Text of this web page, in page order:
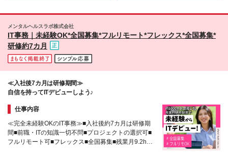
メンタルヘルスラボ株式会社
IT事務｜未経験OK*全国募集*フルリモート*フレックス*全国募集*
研修約7カ月
≪入社後7カ月は研修期間≫
自信を持ってITデビューしよう♪
仕事内容
≪完全未経験OKのIT事務≫■入社後約7カ月は研修期
間■前職・ITの知識一切不問■プロジェクトの選択可■
フルリモート可■フレックス■全国募集■残業月9.2h■